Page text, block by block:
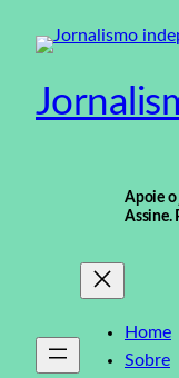
para
conteúdo
Apoie o
Assine.
Home
Sobre